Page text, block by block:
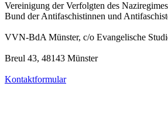
Vereinigung der Verfolgten des
Bund der Antifaschistinnen und
VVN-BdA Münster, c/o Evangelische
Breul 43, 48143 Münster
Kontaktformular